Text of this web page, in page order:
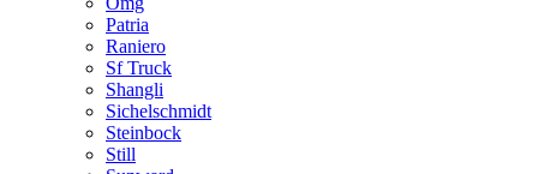
Patria
Raniero
Sf Truck
Shangli
Sichelschmidt
Steinbock
Still